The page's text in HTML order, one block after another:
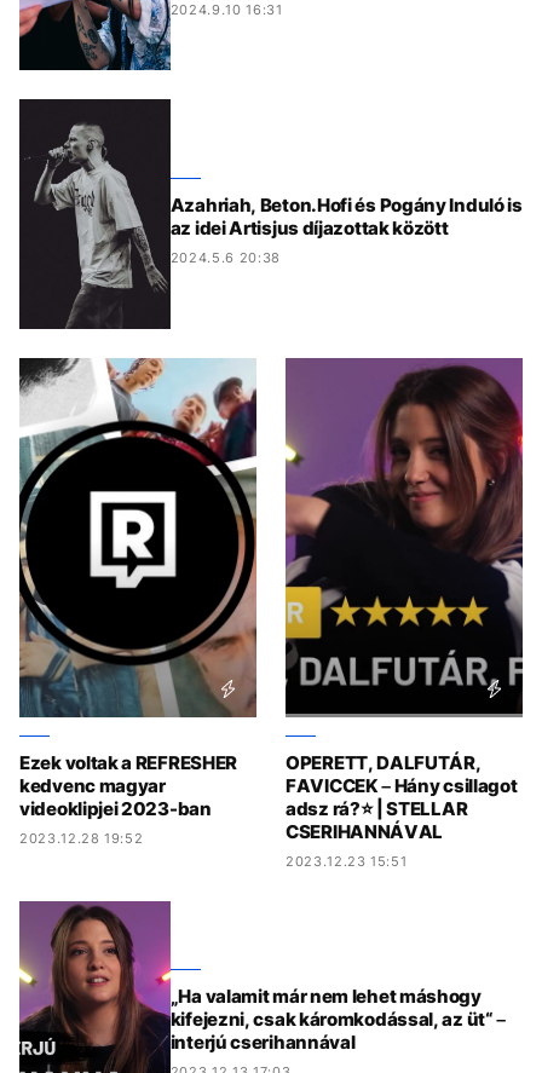
2024.9.10 16:31
Azahriah, Beton.Hofi és Pogány Induló is
az idei Artisjus díjazottak között
2024.5.6 20:38
Ezek voltak a REFRESHER
kedvenc magyar
videoklipjei 2023-ban
2023.12.28 19:52
OPERETT, DALFUTÁR,
FAVICCEK – Hány csillagot
adsz rá?⭐ | STELLAR
CSERIHANNÁVAL
2023.12.23 15:51
„Ha valamit már nem lehet máshogy
kifejezni, csak káromkodással, az üt“ –
interjú cserihannával